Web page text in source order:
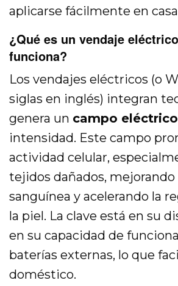
aplicarse fácilmente en
¿Qué es un vendaje
funciona?
Los vendajes eléctricos (o
siglas en inglés) integran
genera un campo eléctrico
intensidad. Este campo
actividad celular,
tejidos dañados,
sanguínea y acelerando la
la piel. La clave está en su
en su capacidad de
baterías externas, lo que
doméstico.